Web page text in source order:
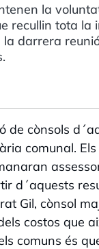
la
recullin tota la
la darrera
de cònsols
comunal.
d´aquests
Gil, cònsol
costos que
comuns és